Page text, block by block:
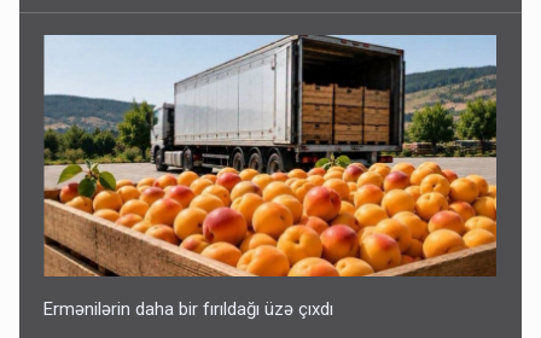
Ermənilərin daha bir fırıldağı üzə çıxdı